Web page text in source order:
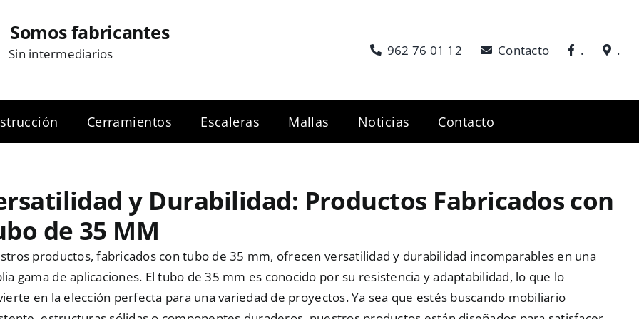
Somos fabricantes
Sin intermediarios 962 76 01 12 Contacto . .
Cerramientos Escaleras Mallas Noticias Contacto
y Durabilidad: Productos Fabricados con
de 35 MM
productos, fabricados con tubo de 35 mm, ofrecen versatilidad y durabilidad incomparables en una
gama de aplicaciones. El tubo de 35 mm es conocido por su resistencia y adaptabilidad, lo que lo
en la elección perfecta para una variedad de proyectos. Ya sea que estés buscando mobiliario